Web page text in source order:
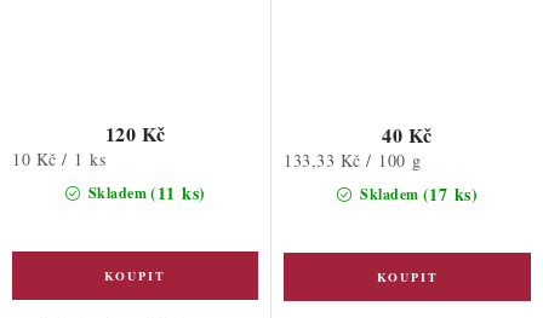
Skladem(11 ks)
120 Kč
Měrná
10 Kč / 1 ks
Skladem (17 ks)
40 Kč
Měrná
133,33 Kč / 100 g